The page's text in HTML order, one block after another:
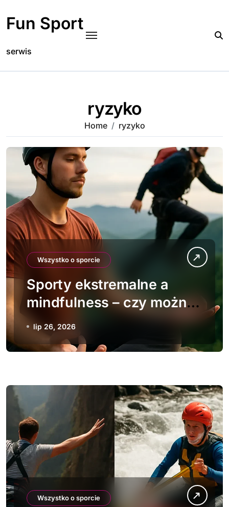
content
Fun Sport
serwis
ryzyko
Home ryzyko
Wszystko o sporcie
Sporty ekstremalne a
mindfulness – czy można
połączyć?
lip 26, 2026
Wszystko o sporcie